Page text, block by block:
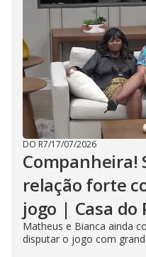
DO R7/17/07/2026
Companheira!
relação forte
jogo | Casa do
Matheus e Bianca ainda
disputar o jogo com